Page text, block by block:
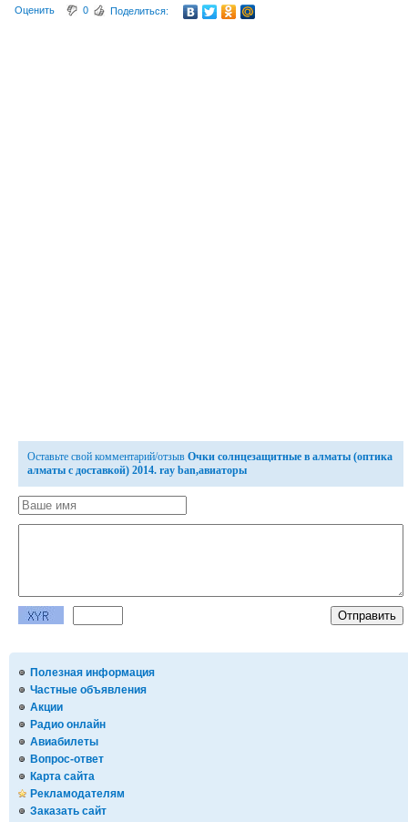
Полезная информация
Частные объявления
Акции
Радио онлайн
Авиабилеты
Вопрос-ответ
Карта сайта
Рекламодателям
Заказать сайт
Оценить
0 Поделиться:
Оставьте свой комментарий/отзыв Очки солнцезащитные в алматы (оптика
алматы с доставкой) 2014. ray ban,авиаторы